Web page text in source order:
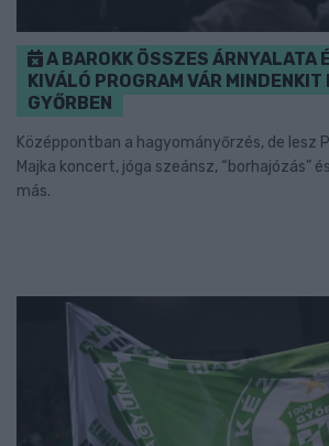
A BAROKK ÖSSZES ÁRNYALATA
KIVÁLÓ PROGRAM VÁR MINDENKIT
GYŐRBEN
Középpontban a hagyományőrzés, de lesz
Majka koncert, jóga szeánsz, “borhajózás”
más.